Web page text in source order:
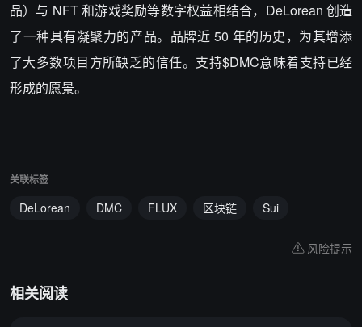
品）与 NFT 和游戏奖励等数字权益相结合，DeLorean 创造
了一种具有凝聚力的产品。品牌近 50 年的历史，为其增添
了大多数项目方所缺乏的信任。支持$DMC意味着支持已经
形成的愿景。
关联标签
DeLorean DMC FLUX 区块链 Sui
风险提示
相关阅读